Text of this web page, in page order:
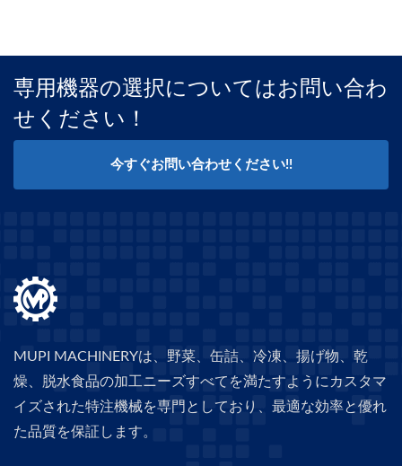
専用機器の選択についてはお問い合わ
せください！
今すぐお問い合わせください!!
MUPI MACHINERYは、野菜、缶詰、冷凍、揚げ物、乾
燥、脱水食品の加工ニーズすべてを満たすようにカスタマ
イズされた特注機械を専門としており、最適な効率と優れ
た品質を保証します。